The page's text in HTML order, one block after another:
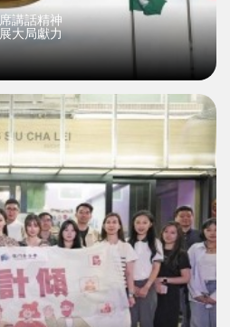
講話精神
大局獻力